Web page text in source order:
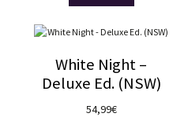
White Night –
Deluxe Ed. (NSW)
54,99€